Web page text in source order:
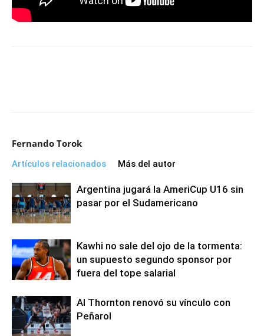
Fernando Torok
Artículos relacionados Más del autor
Argentina jugará la AmeriCup U16 sin
pasar por el Sudamericano
Kawhi no sale del ojo de la tormenta:
un supuesto segundo sponsor por
fuera del tope salarial
Al Thornton renovó su vínculo con
Peñarol